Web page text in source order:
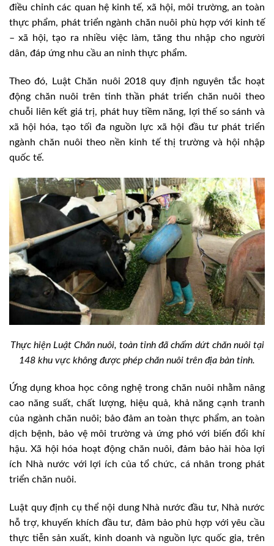
điều chỉnh các quan hệ kinh tế, xã hội, môi trường, an toàn
thực phẩm, phát triển ngành chăn nuôi phù hợp với kinh tế
– xã hội, tạo ra nhiều việc làm, tăng thu nhập cho người
dân, đáp ứng nhu cầu an ninh thực phẩm.
Theo đó, Luật Chăn nuôi 2018 quy định nguyên tắc hoạt
động chăn nuôi trên tinh thần phát triển chăn nuôi theo
chuỗi liên kết giá trị, phát huy tiềm năng, lợi thế so sánh và
xã hội hóa, tạo tối đa nguồn lực xã hội đầu tư phát triển
ngành chăn nuôi theo nền kinh tế thị trường và hội nhập
quốc tế.
Thực hiện Luật Chăn nuôi, toàn tỉnh đã chấm dứt chăn nuôi tại
148 khu vực không được phép chăn nuôi trên địa bàn tỉnh.
Ứng dụng khoa học công nghệ trong chăn nuôi nhằm nâng
cao năng suất, chất lượng, hiệu quả, khả năng cạnh tranh
của ngành chăn nuôi; bảo đảm an toàn thực phẩm, an toàn
dịch bệnh, bảo vệ môi trường và ứng phó với biến đổi khí
hậu. Xã hội hóa hoạt động chăn nuôi, đảm bảo hài hòa lợi
ích Nhà nước với lợi ích của tổ chức, cá nhân trong phát
triển chăn nuôi.
Luật quy định cụ thể nội dung Nhà nước đầu tư, Nhà nước
hỗ trợ, khuyến khích đầu tư, đảm bảo phù hợp với yêu cầu
thực tiễn sản xuất, kinh doanh và nguồn lực quốc gia, trên